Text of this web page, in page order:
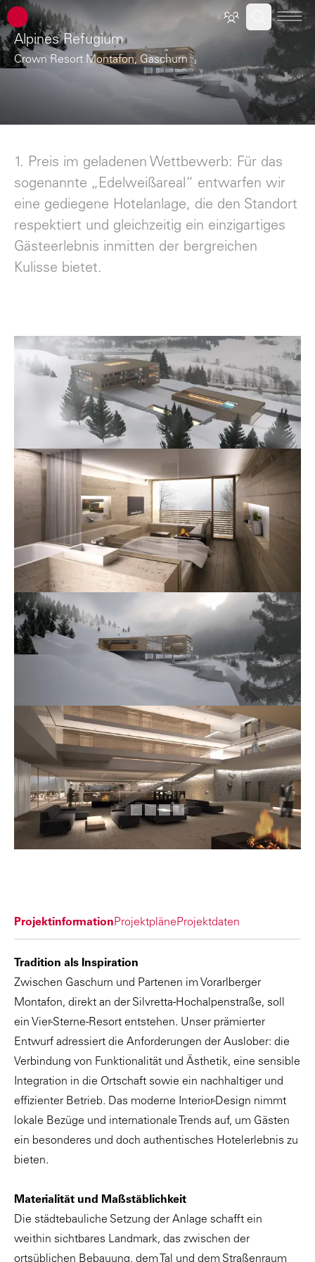
ATP Architekten Ingenieure
Alpines Refugium
Crown Resort Montafon, Gaschurn
1. Preis im geladenen Wettbewerb: Für das
sogenannte „Edelweißareal“ entwarfen wir
eine gediegene Hotelanlage, die den Standort
respektiert und gleichzeitig ein einzigartiges
Gästeerlebnis inmitten der bergreichen
Kulisse bietet.
ProjektinformationProjektpläneProjektdaten
Tradition als Inspiration
Zwischen Gaschurn und Partenen im Vorarlberger
Montafon, direkt an der Silvretta-Hochalpenstraße, soll
ein Vier-Sterne-Resort entstehen. Unser prämierter
Entwurf adressiert die Anforderungen der Auslober: die
Verbindung von Funktionalität und Ästhetik, eine sensible
Integration in die Ortschaft sowie ein nachhaltiger und
effizienter Betrieb. Das moderne Interior-Design nimmt
lokale Bezüge und internationale Trends auf, um Gästen
ein besonderes und doch authentisches Hotelerlebnis zu
bieten.
Materialität und Maßstäblichkeit
Die städtebauliche Setzung der Anlage schafft ein
weithin sichtbares Landmark, das zwischen der
ortsüblichen Bebauung, dem Tal und dem Straßenraum